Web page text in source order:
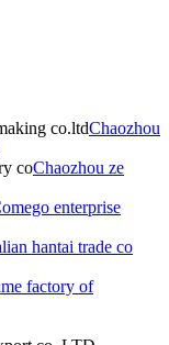
Chaozhou
Chaozhou ze
enterprise
hantai trade co
factory of